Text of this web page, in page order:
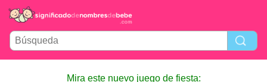
Mira este nuevo juego de fiesta: